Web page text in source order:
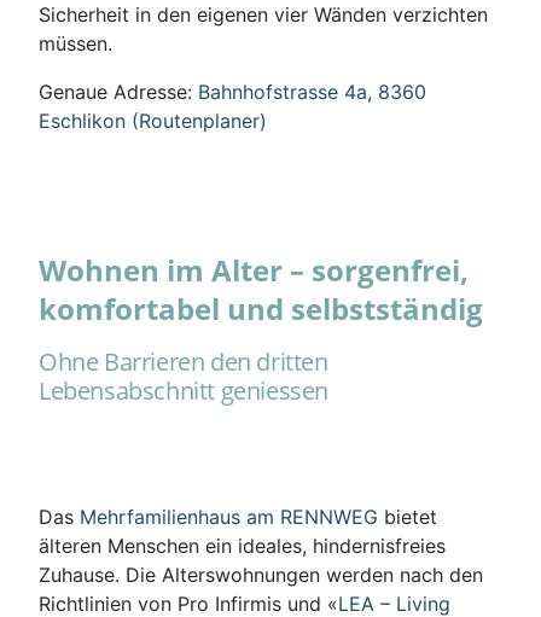
Sicherheit in den eigenen vier Wänden verzichten
müssen.
Genaue Adresse: Bahnhofstrasse 4a, 8360
Eschlikon (Routenplaner)
Wohnen im Alter – sorgenfrei,
komfortabel und selbstständig
Ohne Barrieren den dritten
Lebensabschnitt geniessen
Das Mehrfamilienhaus am RENNWEG bietet
älteren Menschen ein ideales, hindernisfreies
Zuhause. Die Alterswohnungen werden nach den
Richtlinien von Pro Infirmis und «LEA – Living